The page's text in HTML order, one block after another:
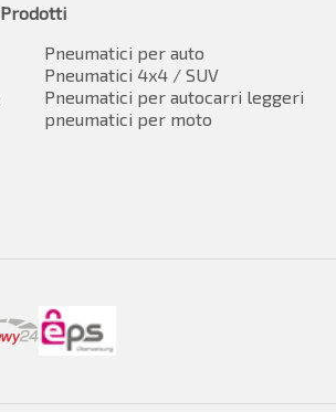
Prodotti
Pneumatici per auto
Pneumatici 4x4 / SUV
Pneumatici per autocarri leggeri
pneumatici per moto